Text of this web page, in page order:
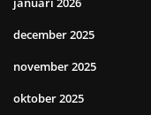
december 2025
november 2025
oktober 2025